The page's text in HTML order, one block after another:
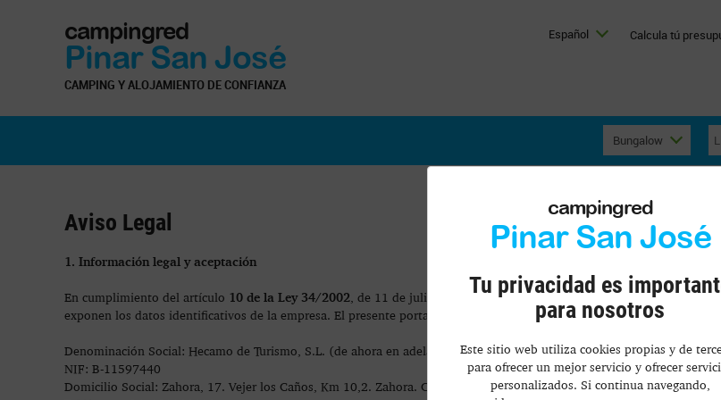
campingred
Pinar San José
CAMPING Y ALOJAMIENTO DE CONFIANZA
Español Calcula tú
Bungalow
Aviso Legal
1. Información legal y aceptación
En cumplimiento del artículo 10 de la Ley 34/2002 , de 11 de julio, de Servicios de la Sociedad de la Información y
exponen los datos identificativos de la empresa. El presente portal de internet se pone al servicio de los usuarios por
Denominación Social: Hecamo de Turismo, S.L. (de ahora en adelante CAMPING PINAR SAN JOSE)
NIF: B-11597440
Domicilio Social: Zahora, 17. Vejer los Caños, Km 10,2. Zahora. C.P. 11159. Cádiz
campingred
Pinar San José
Tu privacidad es
para nosotros
Este sitio web utiliza cookies propias y de
para ofrecer un mejor servicio y ofrecer
personalizados. Si continua navegando,